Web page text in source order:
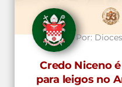
Por:
Credo Niceno
para leigos no